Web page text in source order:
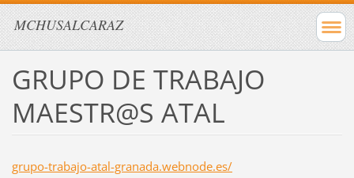
MCHUSALCARAZ
GRUPO DE TRABAJO
MAESTR@S ATAL
grupo-trabajo-atal-granada.webnode.es/